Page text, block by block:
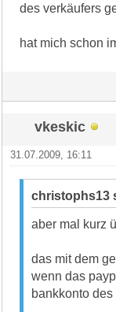
des verkäufers
hat mich schon
vkeskic
31.07.2009, 16:11
christophs13
aber mal kurz
das mit dem
wenn das
bankkonto